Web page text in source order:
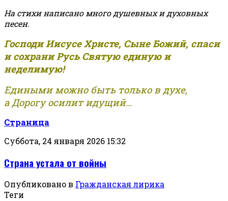
На стихи написано много душевных и духовных
песен.
Господи Иисусе Христе, Сыне Божий, спаси
и сохрани Русь Святую единую и
неделимую!
Едиными можно быть только в духе,
а Дорогу осилит идущий...
Страница
Суббота, 24 января 2026 15:32
Страна устала от войны
Опубликовано в Гражданская лирика
Теги